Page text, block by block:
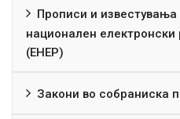
Прописи и
национален електронски
(ЕНЕР)
Закони во собраниска